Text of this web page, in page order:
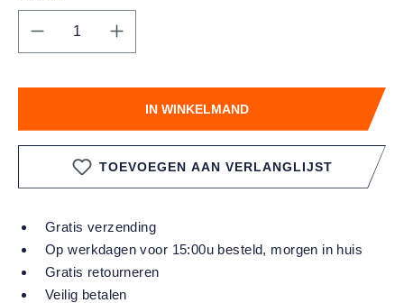
Producthoeveelheid: Voer de gewenste
IN WINKELMAND
TOEVOEGEN AAN VERLANGLIJST
Gratis verzending
Op werkdagen voor 15:00u besteld, morgen in huis
Gratis retourneren
Veilig betalen